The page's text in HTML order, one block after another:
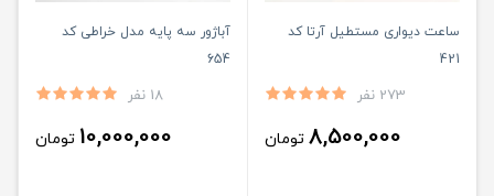
ساعت دیواری مستطیل آرتا کد
421
273 نفر
8,500,000 تومان
آباژور سه پایه مدل خراطی کد
654
18 نفر
10,000,000 تومان